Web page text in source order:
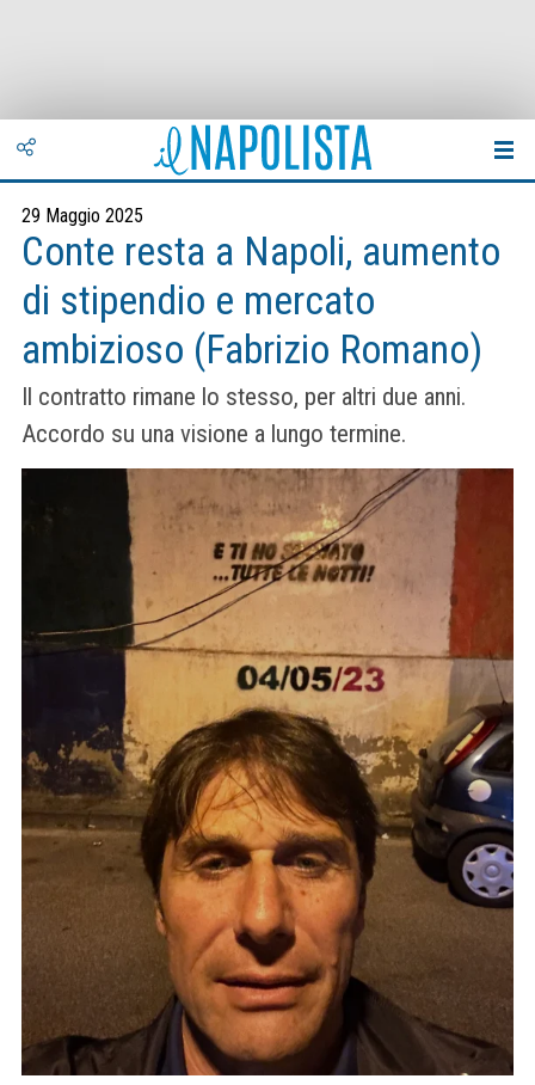
29 Maggio 2025
Conte resta a Napoli, aumento
di stipendio e mercato
ambizioso (Fabrizio Romano)
Il contratto rimane lo stesso, per altri due anni.
Accordo su una visione a lungo termine.